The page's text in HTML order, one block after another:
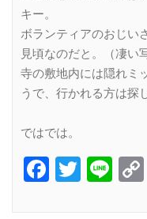
キー。
ボランティアのおじい
見頃なのだと。（凄い
寺の敷地内には隠れミ
うで、行かれる方は探
ではでは。
Facebook
Twitter
Line